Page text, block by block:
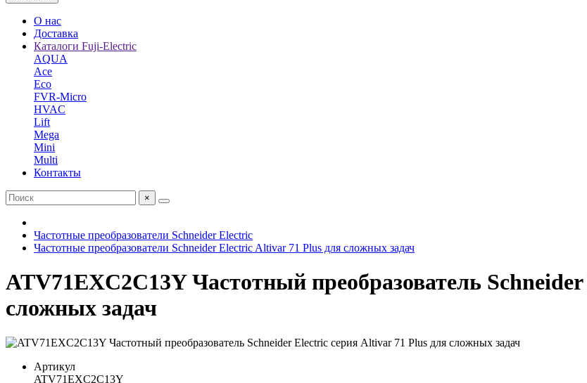
О нас
Доставка
Каталоги Fuji-Electric
AQUA
Ace
Eco
FVR-Micro
HVAC
Lift
Mega
Mini
Multi
Контакты
×
Частотные преобразователи Schneider Electric
Частотные преобразователи Schneider Electric Altivar 71 Plus для сложных задач
ATV71EXC2С13Y Частотный преобразователь
сложных задач
Артикул
ATV71EXC2С13Y